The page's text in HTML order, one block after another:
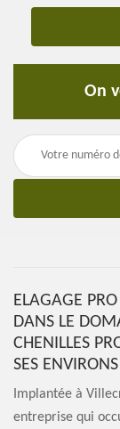
On
ELAGAGE
DANS LE
CHENILLES
SES ENVIRONS
Implantée à
entreprise qui